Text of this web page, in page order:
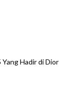
Hadir di Dior